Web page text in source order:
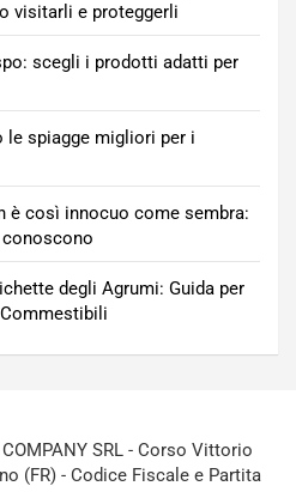
visitarli e proteggerli
scegli i prodotti adatti per
le spiagge migliori per i
è così innocuo come sembra:
degli Agrumi: Guida per
SRL - Corso Vittorio
(FR) - Codice Fiscale e Partita